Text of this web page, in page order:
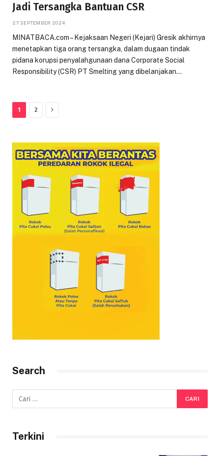
Jadi Tersangka Bantuan CSR
27 SEPTEMBER 2024
MINATBACA.com – Kejaksaan Negeri (Kejari) Gresik akhirnya
menetapkan tiga orang tersangka, dalam dugaan tindak
pidana korupsi penyalahgunaan dana Corporate Social
Responsibility (CSR) PT Smelting yang dibelanjakan…
1 2 Next
Search
Terkini